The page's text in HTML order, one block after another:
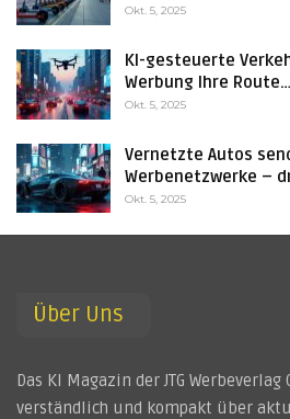
Okt. 5, 2025
KI-gesteuerte
Werbung Ihre Route…
Okt. 5, 2025
Vernetzte Autos
Werbenetzwerke –
Okt. 5, 2025
Über Uns
Das KI Magazin der JTG
verständlich und kompakt über